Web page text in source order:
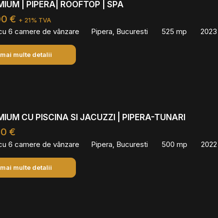
| PIPERA| ROOFTOP | SPA
€ + 21% TVA
6 camere de vânzare Pipera, Bucuresti 525 mp 2023
multe detalii
CU PISCINA SI JACUZZI | PIPERA-TUNARI
€
6 camere de vânzare Pipera, Bucuresti 500 mp 2022
multe detalii